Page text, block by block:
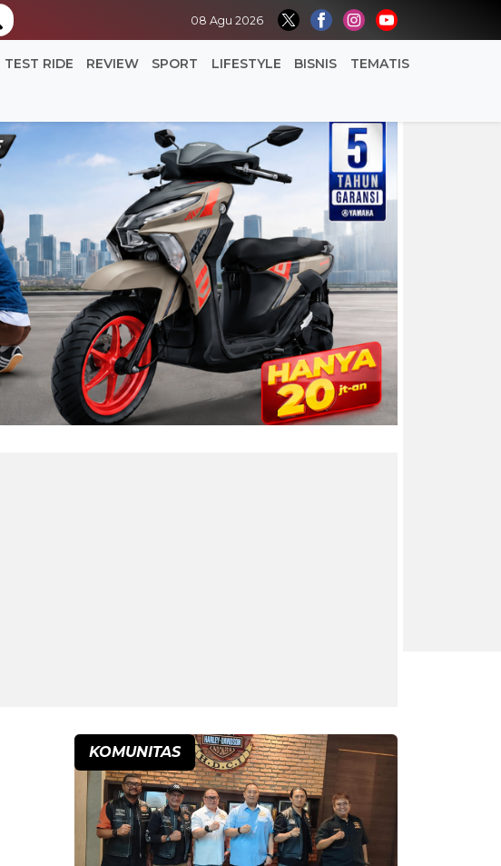
08 Agu 2026
TEST RIDE REVIEW SPORT LIFESTYLE BISNIS TEMATIS
KOMUNITAS